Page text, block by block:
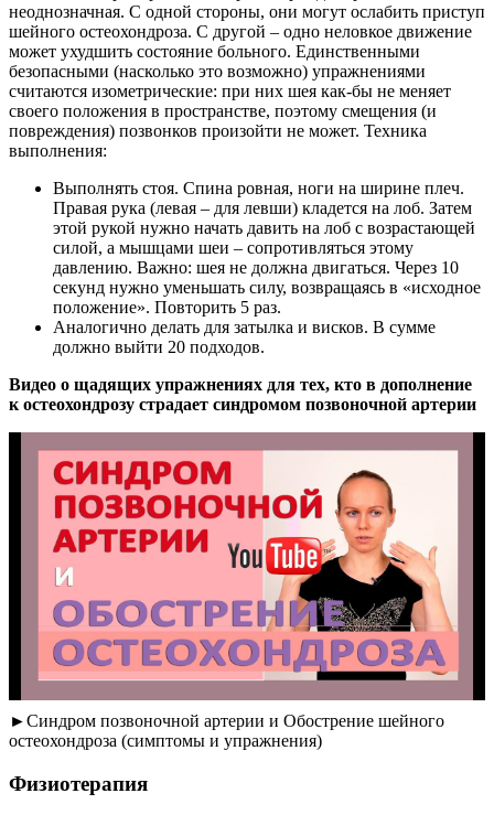
неоднозначная. С одной стороны, они могут ослабить приступ
шейного остеохондроза. С другой – одно неловкое движение
может ухудшить состояние больного. Единственными
безопасными (насколько это возможно) упражнениями
считаются изометрические: при них шея как-бы не меняет
своего положения в пространстве, поэтому смещения (и
повреждения) позвонков произойти не может. Техника
выполнения:
Выполнять стоя. Спина ровная, ноги на ширине плеч.
Правая рука (левая – для левши) кладется на лоб. Затем
этой рукой нужно начать давить на лоб с возрастающей
силой, а мышцами шеи – сопротивляться этому
давлению. Важно: шея не должна двигаться. Через 10
секунд нужно уменьшать силу, возвращаясь в «исходное
положение». Повторить 5 раз.
Аналогично делать для затылка и висков. В сумме
должно выйти 20 подходов.
Видео о щадящих упражнениях для тех, кто в дополнение
к остеохондрозу страдает синдромом позвоночной артерии
►Синдром позвоночной артерии и Обострение шейного
остеохондроза (симптомы и упражнения)
Физиотерапия